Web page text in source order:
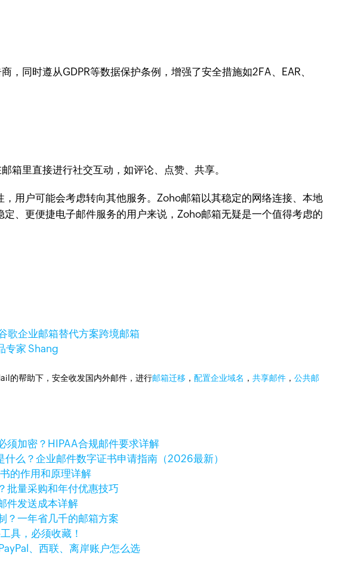
同时遵从GDPR等数据保护条例，增强了安全措施如2FA、EAR、
箱里直接进行社交互动，如评论、点赞、共享。
用户可能会考虑转向其他服务。Zoho邮箱以其稳定的网络连接、本地
、更便捷电子邮件服务的用户来说，Zoho邮箱无疑是一个值得考虑的
歌企业邮箱替代方案跨境邮箱
专家 Shang
的帮助下，安全收发国内外邮件，进行邮箱迁移 ，配置企业域名 ，共享邮件 ，公共邮
须加密？HIPAA合规邮件要求详解
什么？企业邮件数字证书申请指南（2026最新）
的作用和原理详解
批量采购和年付优惠技巧
件发送成本详解
？一年省几千的邮箱方案
具，必须收藏！
、西联、离岸账户怎么选